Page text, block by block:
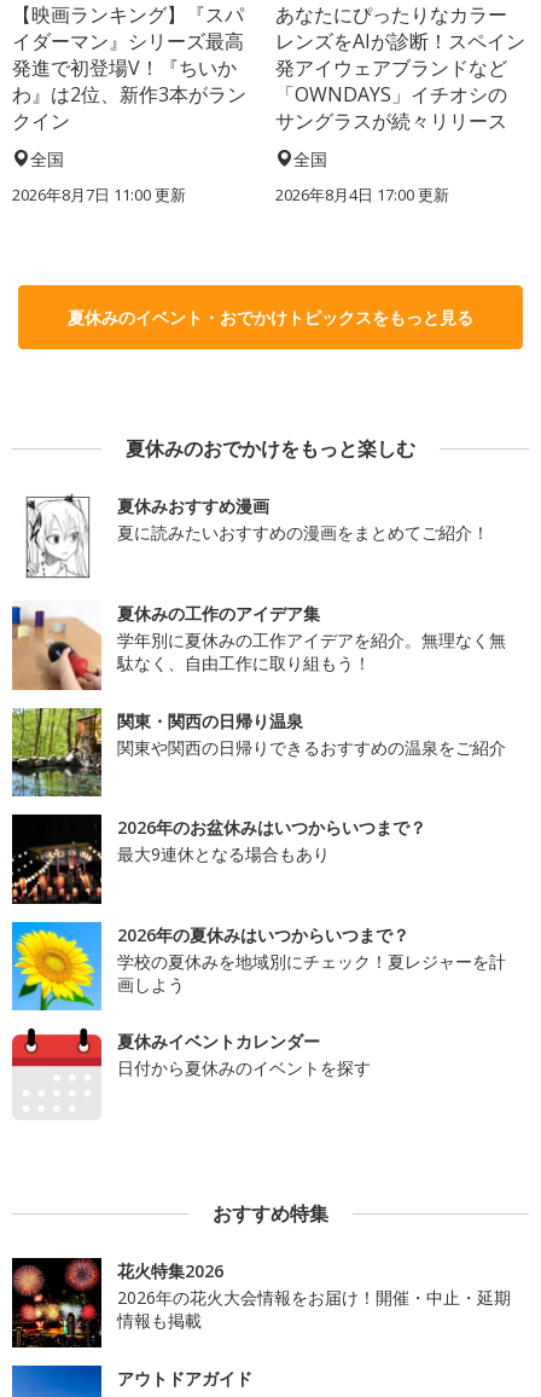
【映画ランキング】『スパ
イダーマン』シリーズ最高
発進で初登場V！『ちいか
わ』は2位、新作3本がラン
クイン
全国
2026年8月7日 11:00更新
あなたにぴったりなカラー
レンズをAIが診断！スペイン
発アイウェアブランドなど
「OWNDAYS」イチオシの
サングラスが続々リリース
全国
2026年8月4日 17:00更新
夏休みのイベント・おでかけトピックスをもっと見る
夏休みのおでかけをもっと楽しむ
夏休みおすすめ漫画
夏に読みたいおすすめの漫画をまとめてご紹介！
夏休みの工作のアイデア集
学年別に夏休みの工作アイデアを紹介。無理なく無
駄なく、自由工作に取り組もう！
関東・関西の日帰り温泉
関東や関西の日帰りできるおすすめの温泉をご紹介
2026年のお盆休みはいつからいつまで？
最大9連休となる場合もあり
2026年の夏休みはいつからいつまで？
学校の夏休みを地域別にチェック！夏レジャーを計
画しよう
夏休みイベントカレンダー
日付から夏休みのイベントを探す
おすすめ特集
花火特集2026
2026年の花火大会情報をお届け！開催・中止・延期
情報も掲載
アウトドアガイド